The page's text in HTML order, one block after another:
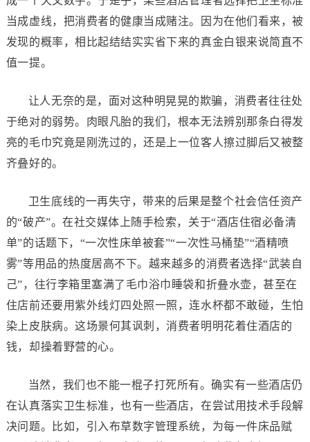
当成虚线，把消费者的健康当成赌注。因为在他们看来，被
发现的概率，相比起结结实实省下来的真金白银来说简直不
值一提。
让人无奈的是，面对这种明晃晃的欺骗，消费者往往处
于绝对的弱势。肉眼凡胎的我们，根本无法辨别那条白得发
亮的毛巾究竟是刚洗过的，还是上一位客人擦过脚后又被整
齐叠好的。
卫生底线的一再失守，带来的后果是整个社会信任资产
的“破产”。在社交媒体上随手检索，关于“酒店住宿必备清
单”的话题下，“一次性床单被套”“一次性马桶垫”“酒精喷
雾”等用品的热度居高不下。越来越多的消费者选择“武装自
己”，往行李箱里塞满了毛巾浴巾睡袋和折叠水壶，甚至在
住店前还要用紫外线灯四处照一照，连水杯都不敢碰，生怕
染上皮肤病。这场景何其讽刺，消费者明明花着住酒店的
钱，却操着野营的心。
当然，我们也不能一棍子打死所有。确实有一些酒店仍
在认真落实卫生标准，也有一些酒店，在尝试用技术手段解
决问题。比如，引入布草数字管理系统，为每一件床品赋